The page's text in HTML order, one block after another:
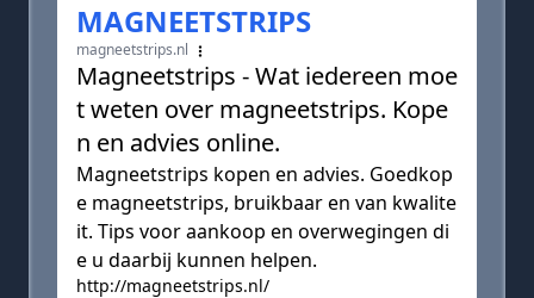
MAGNEETSTRIPS
magneetstrips.nl
Magneetstrips - Wat iedereen moe
t weten over magneetstrips. Kope
n en advies online.
Magneetstrips kopen en advies. Goedkop
e magneetstrips, bruikbaar en van kwalite
it. Tips voor aankoop en overwegingen di
e u daarbij kunnen helpen.
http://magneetstrips.nl/